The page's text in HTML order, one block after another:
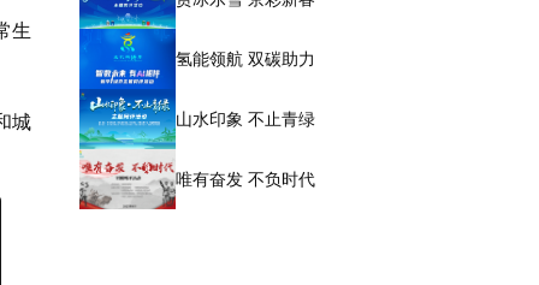
生
城
氢能领航 双碳助力
山水印象 不止青绿
唯有奋发 不负时代